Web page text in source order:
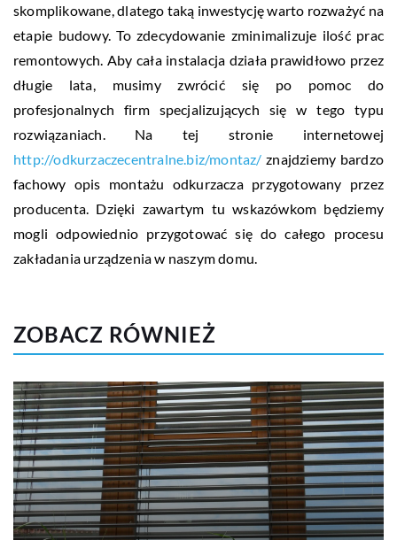
skomplikowane, dlatego taką inwestycję warto rozważyć na
etapie budowy. To zdecydowanie zminimalizuje ilość prac
remontowych. Aby cała instalacja działa prawidłowo przez
długie lata, musimy zwrócić się po pomoc do
profesjonalnych firm specjalizujących się w tego typu
rozwiązaniach. Na tej stronie internetowej
http://odkurzaczecentralne.biz/montaz/ znajdziemy bardzo
fachowy opis montażu odkurzacza przygotowany przez
producenta. Dzięki zawartym tu wskazówkom będziemy
mogli odpowiednio przygotować się do całego procesu
zakładania urządzenia w naszym domu.
ZOBACZ RÓWNIEŻ